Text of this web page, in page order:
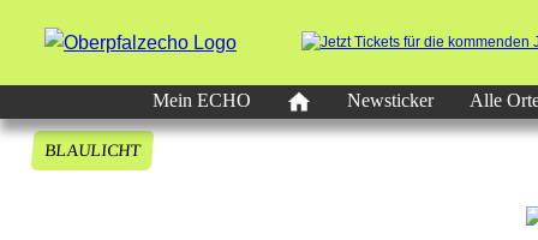
Mein ECHO
Newsticker Alle
BLAULICHT